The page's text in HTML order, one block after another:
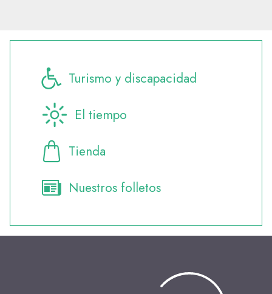
Turismo y discapacidad
El tiempo
Tienda
Nuestros folletos